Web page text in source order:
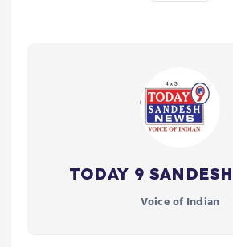
TODAY 9
Voice of Indian